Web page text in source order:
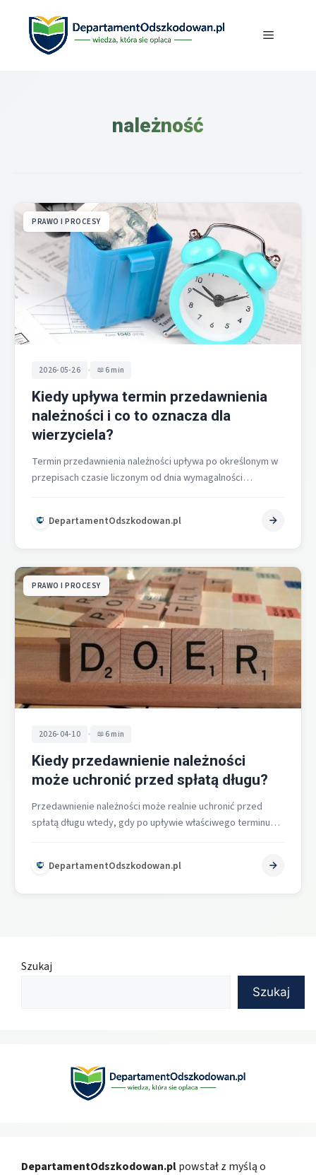
Menu
należność
PRAWO I PROCESY
2026-05-26 • 6 min
Kiedy upływa termin przedawnienia
należności i co to oznacza dla
wierzyciela?
Termin przedawnienia należności upływa po określonym w
przepisach czasie liczonym od dnia wymagalności
DepartamentOdszkodowan.pl
PRAWO I PROCESY
2026-04-10 • 6 min
Kiedy przedawnienie należności
może uchronić przed spłatą długu?
Przedawnienie należności może realnie uchronić przed
spłatą długu wtedy, gdy po upływie właściwego terminu
DepartamentOdszkodowan.pl
Szukaj
Szukaj
DepartamentOdszkodowan.plpowstał z myślą o